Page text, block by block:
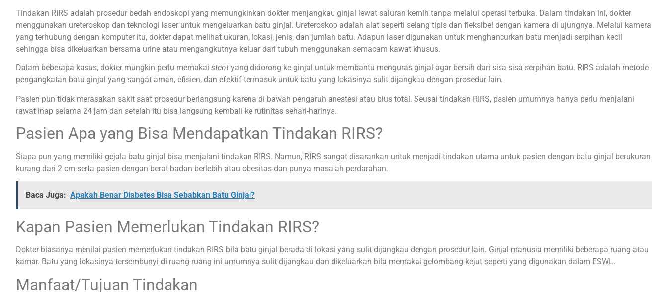
Tindakan RIRS adalah prosedur bedah endoskopi yang memungkinkan dokter menjangkau ginjal lewat saluran kemih tanpa melalui operasi terbuka. Dalam tindakan ini, dokter
menggunakan ureteroskop dan teknologi laser untuk mengeluarkan batu ginjal. Ureteroskop adalah alat seperti selang tipis dan fleksibel dengan kamera di ujungnya. Melalui kamera
yang terhubung dengan komputer itu, dokter dapat melihat ukuran, lokasi, jenis, dan jumlah batu. Adapun laser digunakan untuk menghancurkan batu menjadi serpihan kecil
sehingga bisa dikeluarkan bersama urine atau mengangkutnya keluar dari tubuh menggunakan semacam kawat khusus.
Dalam beberapa kasus, dokter mungkin perlu memakai stent yang didorong ke ginjal untuk membantu menguras ginjal agar bersih dari sisa-sisa serpihan batu. RIRS adalah metode
pengangkatan batu ginjal yang sangat aman, efisien, dan efektif termasuk untuk batu yang lokasinya sulit dijangkau dengan prosedur lain.
Pasien pun tidak merasakan sakit saat prosedur berlangsung karena di bawah pengaruh anestesi atau bius total. Seusai tindakan RIRS, pasien umumnya hanya perlu menjalani
rawat inap selama 24 jam dan setelah itu bisa langsung kembali ke rutinitas sehari-harinya.
Pasien Apa yang Bisa Mendapatkan Tindakan RIRS?
Siapa pun yang memiliki gejala batu ginjal bisa menjalani tindakan RIRS. Namun, RIRS sangat disarankan untuk menjadi tindakan utama untuk pasien dengan batu ginjal berukuran
kurang dari 2 cm serta pasien dengan berat badan berlebih atau obesitas dan punya masalah perdarahan.
Baca Juga: Apakah Benar Diabetes Bisa Sebabkan Batu Ginjal?
Kapan Pasien Memerlukan Tindakan RIRS?
Dokter biasanya menilai pasien memerlukan tindakan RIRS bila batu ginjal berada di lokasi yang sulit dijangkau dengan prosedur lain. Ginjal manusia memiliki beberapa ruang atau
kamar. Batu yang lokasinya tersembunyi di ruang-ruang ini umumnya sulit dijangkau dan dikeluarkan bila memakai gelombang kejut seperti yang digunakan dalam ESWL.
Manfaat/Tujuan Tindakan